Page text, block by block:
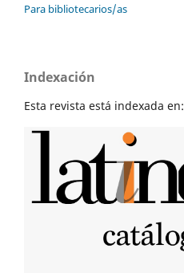
Para bibliotecarios/as
Indexación
Esta revista está indexada en: